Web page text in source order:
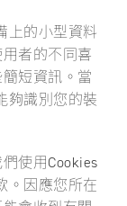
上的小型資料
者的不同喜
短資訊。當
夠識別您的裝
使用Cookies
。因應您所在